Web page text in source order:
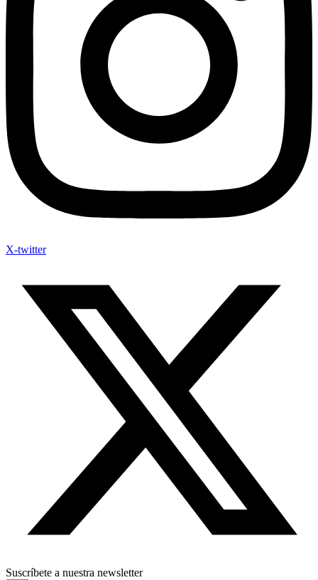
X-twitter
Suscríbete a nuestra newsletter